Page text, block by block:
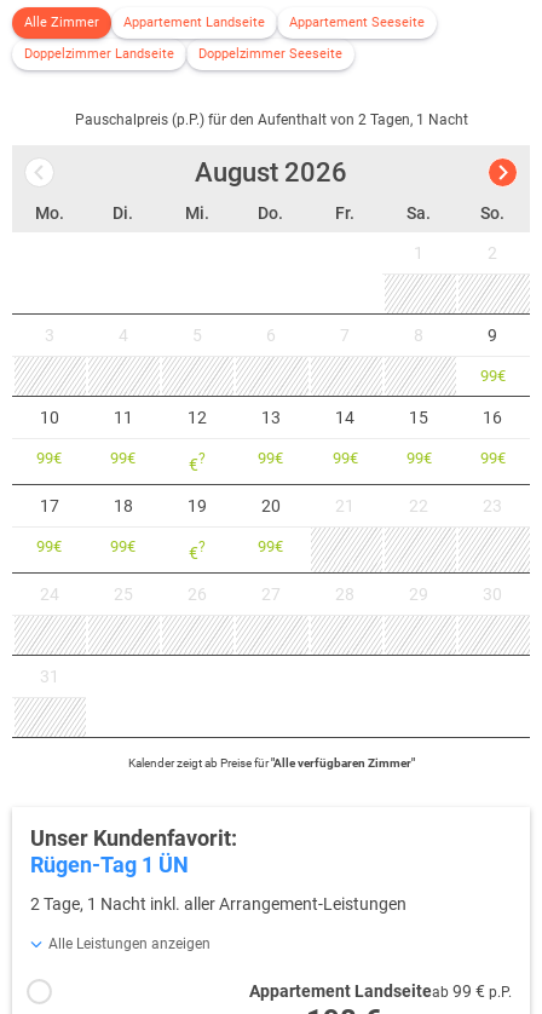
Alle Zimmer Appartement Landseite
Appartement Seeseite
Doppelzimmer Landseite
Doppelzimmer Seeseite
Pauschalpreis (p.P.) für den Aufenthalt von 2 Tagen, 1 Nacht
August 2026
Mo. Di. Mi. Do. Fr. Sa. So.
1 2
3 4 5 6 7 8 9
99€
10
99€
11
99€
12
€?
13
99€
14
99€
15
99€
16
99€
17
99€
18
99€
19
€?
20
99€
21 22 23
24 25 26 27 28 29 30
31
Kalender zeigtab Preise für"Alle verfügbaren Zimmer"
Unser Kundenfavorit:
Rügen-Tag 1 ÜN
2 Tage, 1 Nacht inkl. aller Arrangement-Leistungen
Alle Leistungen anzeigen
Appartement Landseiteab 99 € p.P.